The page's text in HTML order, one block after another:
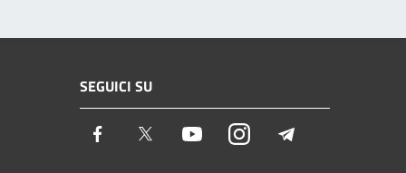
SEGUICI SU
Facebook Twitter YoutubeInstagram